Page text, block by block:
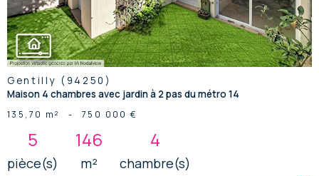
Gentilly (94250)
Maison 4 chambres avec jardin à 2 pas du métro 14
135,70 m² - 750 000 €
5
pièce(s)
146
m²
4
chambre(s)